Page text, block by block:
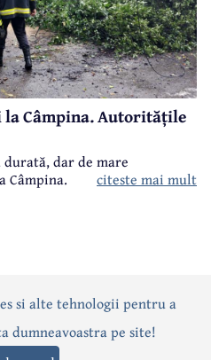
Câmpina. Autoritățile
dar de mare
Câmpina.
citeste mai mult
EvenimentInterviuri
Anunțuri
si alte tehnologii pentru a
dumneavoastra pe site!